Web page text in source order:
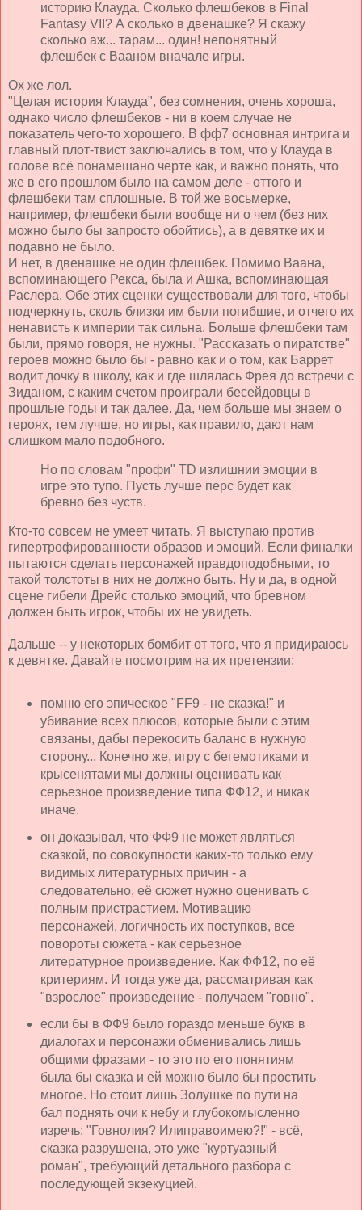
историю Клауда. Сколько флешбеков в Final
Fantasy VII? А сколько в двенашке? Я скажу
сколько аж... тарам... один! непонятный
флешбек с Вааном вначале игры.
Ох же лол.
"Целая история Клауда", без сомнения, очень хороша,
однако число флешбеков - ни в коем случае не
показатель чего-то хорошего. В фф7 основная интрига и
главный плот-твист заключались в том, что у Клауда в
голове всё понамешано черте как, и важно понять, что
же в его прошлом было на самом деле - оттого и
флешбеки там сплошные. В той же восьмерке,
например, флешбеки были вообще ни о чем (без них
можно было бы запросто обойтись), а в девятке их и
подавно не было.
И нет, в двенашке не один флешбек. Помимо Ваана,
вспоминающего Рекса, была и Ашка, вспоминающая
Раслера. Обе этих сценки существовали для того, чтобы
подчеркнуть, сколь близки им были погибшие, и отчего их
ненависть к империи так сильна. Больше флешбеки там
были, прямо говоря, не нужны. "Рассказать о пиратстве"
героев можно было бы - равно как и о том, как Баррет
водит дочку в школу, как и где шлялась Фрея до встречи с
Зиданом, с каким счетом проиграли бесейдовцы в
прошлые годы и так далее. Да, чем больше мы знаем о
героях, тем лучше, но игры, как правило, дают нам
слишком мало подобного.
Но по словам "профи" TD излишнии эмоции в
игре это тупо. Пусть лучше перс будет как
бревно без чуств.
Кто-то совсем не умеет читать. Я выступаю против
гипертрофированности образов и эмоций. Если финалки
пытаются сделать персонажей правдоподобными, то
такой толстоты в них не должно быть. Ну и да, в одной
сцене гибели Дрейс столько эмоций, что бревном
должен быть игрок, чтобы их не увидеть.
Дальше -- у некоторых бомбит от того, что я придираюсь
к девятке. Давайте посмотрим на их претензии:
помню его эпическое "FF9 - не сказка!" и
убивание всех плюсов, которые были с этим
связаны, дабы перекосить баланс в нужную
сторону... Конечно же, игру с бегемотиками и
крысенятами мы должны оценивать как
серьезное произведение типа ФФ12, и никак
иначе.
он доказывал, что ФФ9 не может являться
сказкой, по совокупности каких-то только ему
видимых литературных причин - а
следовательно, её сюжет нужно оценивать с
полным пристрастием. Мотивацию
персонажей, логичность их поступков, все
повороты сюжета - как серьезное
литературное произведение. Как ФФ12, по её
критериям. И тогда уже да, рассматривая как
"взрослое" произведение - получаем "говно".
если бы в ФФ9 было гораздо меньше букв в
диалогах и персонажи обменивались лишь
общими фразами - то это по его понятиям
была бы сказка и ей можно было бы простить
многое. Но стоит лишь Золушке по пути на
бал поднять очи к небу и глубокомысленно
изречь: "Говнолия? Илиправоимею?!" - всё,
сказка разрушена, это уже "куртуазный
роман", требующий детального разбора с
последующей экзекуцией.